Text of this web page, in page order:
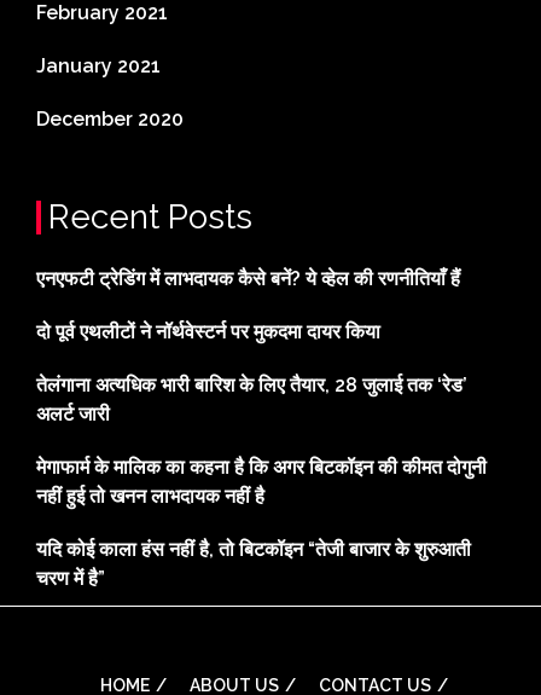
February 2021
January 2021
December 2020
Recent Posts
एनएफटी ट्रेडिंग में लाभदायक कैसे बनें? ये व्हेल की रणनीतियाँ हैं
दो पूर्व एथलीटों ने नॉर्थवेस्टर्न पर मुकदमा दायर किया
तेलंगाना अत्यधिक भारी बारिश के लिए तैयार, 28 जुलाई तक ‘रेड’
अलर्ट जारी
मेगाफार्म के मालिक का कहना है कि अगर बिटकॉइन की कीमत दोगुनी
नहीं हुई तो खनन लाभदायक नहीं है
यदि कोई काला हंस नहीं है, तो बिटकॉइन “तेजी बाजार के शुरुआती
चरण में है”
HOME ABOUT US CONTACT US